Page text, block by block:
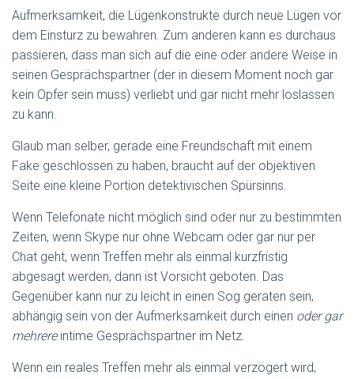
Aufmerksamkeit, die Lügenkonstrukte durch neue Lügen vor
dem Einsturz zu bewahren. Zum anderen kann es durchaus
passieren, dass man sich auf die eine oder andere Weise in
seinen Gesprächspartner (der in diesem Moment noch gar
kein Opfer sein muss) verliebt und gar nicht mehr loslassen
zu kann.
Glaub man selber, gerade eine Freundschaft mit einem
Fake geschlossen zu haben, braucht auf der objektiven
Seite eine kleine Portion detektivischen Spürsinns.
Wenn Telefonate nicht möglich sind oder nur zu bestimmten
Zeiten, wenn Skype nur ohne Webcam oder gar nur per
Chat geht, wenn Treffen mehr als einmal kurzfristig
abgesagt werden, dann ist Vorsicht geboten. Das
Gegenüber kann nur zu leicht in einen Sog geraten sein,
abhängig sein von der Aufmerksamkeit durch einen oder gar
mehrereintime Gesprächspartner im Netz.
Wenn ein reales Treffen mehr als einmal verzögert wird,